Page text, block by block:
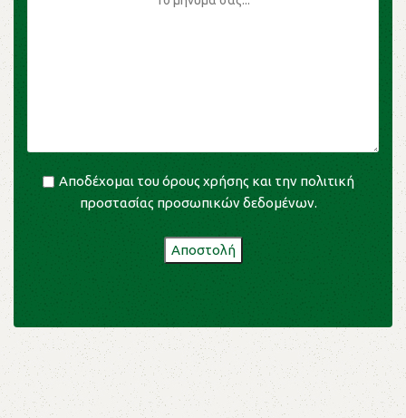
Αποδέχομαι τουόρους χρήσης και την πολιτική
προστασίας προσωπικών δεδομένων.